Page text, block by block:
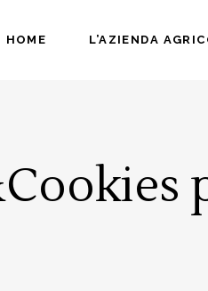
HOME L’AZIENDA